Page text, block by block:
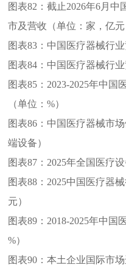
图表82：截止2026年6月中
市及营收（单位：家，亿元
图表83： 中国医疗器械行
图表84： 中国医疗器械行
图表85： 2023-2025年中国
（单位：%）
图表86： 中国医疗器械市
端设备）
图表87： 2025年全国医疗
图表88： 2025中国医疗器
元）
图表89： 2018-2025年中国
%）
图表90：本土企业国际市